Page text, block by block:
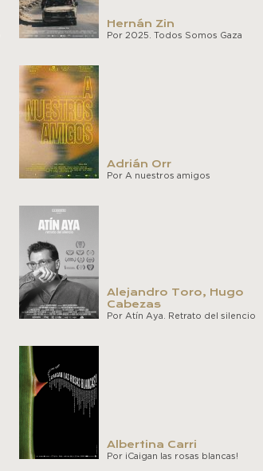
Hernán Zin
Por 2025. Todos Somos Gaza
Adrián Orr
Por A nuestros amigos
Alejandro Toro, Hugo
Cabezas
Por Atín Aya. Retrato del silencio
Albertina Carri
Por ¡Caigan las rosas blancas!